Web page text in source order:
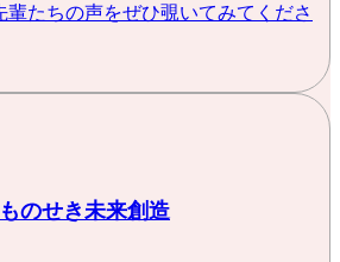
輩たちの声をぜひ覗いてみてくださ
のせき未来創造